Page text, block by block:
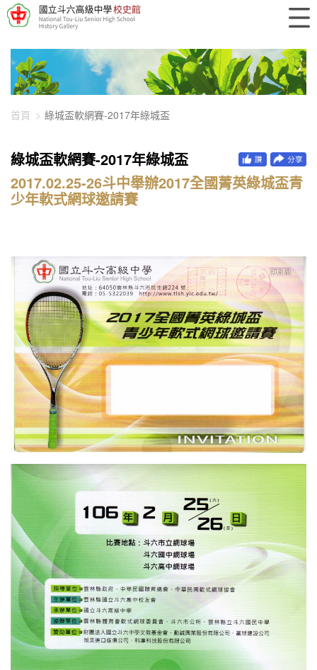
448-1849
首頁 綠城盃軟網賽-2017年綠城盃
綠城盃軟網賽-2017年綠城盃
2017.02.25-26斗中舉辦2017全國菁英綠城盃青
少年軟式網球邀請賽